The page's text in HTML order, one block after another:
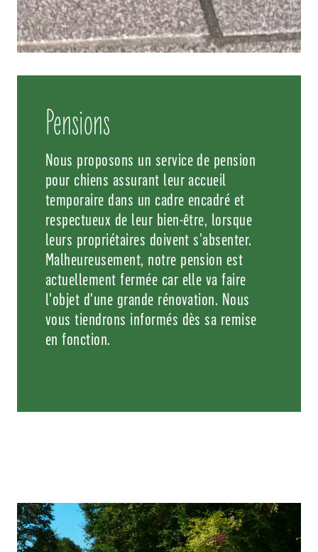
Pensions
Nous proposons un service de pension
pour chiens assurant leur accueil
temporaire dans un cadre encadré et
respectueux de leur bien-être, lorsque
leurs propriétaires doivent s’absenter.
Malheureusement, notre pension est
actuellement fermée car elle va faire
l'objet d'une grande rénovation. Nous
vous tiendrons informés dès sa remise
en fonction.